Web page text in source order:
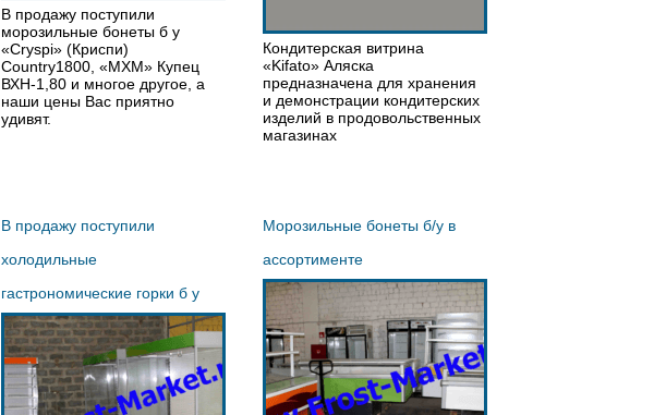
В продажу поступили
морозильные бонеты б у
«Cryspi» (Криспи)
Country1800, «МХМ» Купец
ВХН-1,80 и многое другое, а
наши цены Вас приятно
удивят.
Кондитерская витрина
«Kifato» Аляска
предназначена для хранения
и демонстрации кондитерских
изделий в продовольственных
магазинах
В продажу поступили
холодильные
гастрономические горки б у
Морозильные бонеты б/у в
ассортименте